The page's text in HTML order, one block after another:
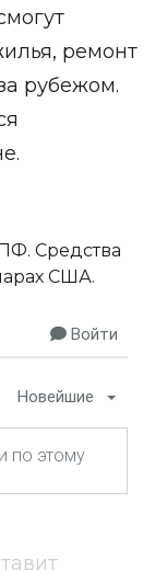
ремонт
рубежом.
Средства
США.
Войти
Новейшие